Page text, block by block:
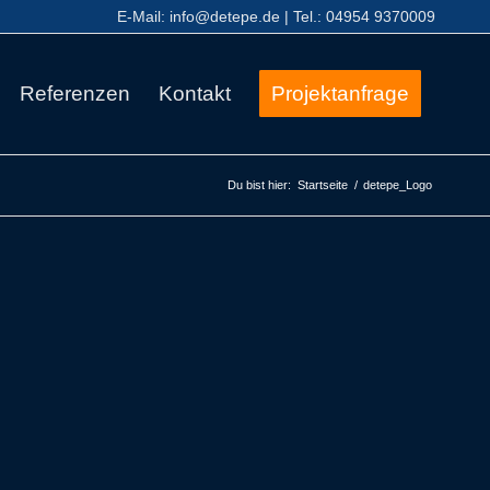
E-Mail: info@detepe.de | Tel.: 04954 9370009
Referenzen Kontakt Projektanfrage
Du bist hier: Startseite / detepe_Logo